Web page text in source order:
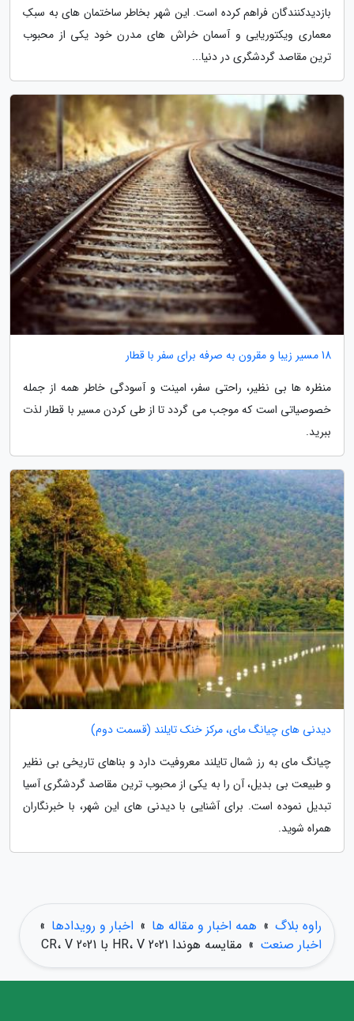
بازدیدکنندگان فراهم کرده است. این شهر بخاطر ساختمان های به سبکِ
معماری ویکتوریایی و آسمان خراش های مدرن خود یکی از محبوب
ترین مقاصد گردشگری در دنیا...
18 مسیر زیبا و مقرون به صرفه برای سفر با قطار
منظره ها بی نظیر، راحتی سفر، امینت و آسودگی خاطر همه از جمله
خصوصیاتی است که موجب می گردد تا از طی کردن مسیر با قطار لذت
ببرید.
دیدنی های چیانگ مای، مرکز خنک تایلند (قسمت دوم)
چیانگ مای به رز شمال تایلند معروفیت دارد و بناهای تاریخی بی نظیر
و طبیعت بی بدیل، آن را به یکی از محبوب ترین مقاصد گردشگری آسیا
تبدیل نموده است. برای آشنایی با دیدنی های این شهر، با خبرنگاران
همراه شوید.
راوه بلاگ » همه اخبار و مقاله ها » اخبار و رویدادها »
اخبار صنعت » مقایسه هوندا 2021 HR، V با 2021 CR، V